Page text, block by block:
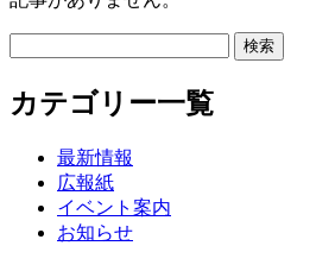
カテゴリー一覧
最新情報
広報紙
イベント案内
お知らせ